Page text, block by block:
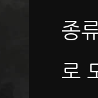
종
로